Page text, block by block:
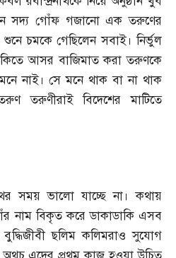
সদ্য গোঁফ গজানো এক তরুণের
শুনে চমকে গেছিলেন সবাই। নির্ভুল
আসর বাজিমাত করা তরুণকে
নাই। সে মনে থাক বা না থাক
তরুণীরাই বিদেশের মাটিতে
সময় ভালো যাচ্ছে না। কথায়
নাম বিকৃত করে ডাকাডাকি এসব
বুদ্ধিজীবী ছলিম কলিমরাও সুযোগ